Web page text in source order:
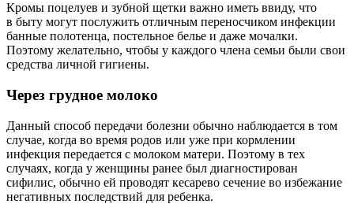
Кромы поцелуев и зубной щетки важно иметь ввиду, что
в быту могут послужить отличным переносчиком инфекции
банные полотенца, постельное белье и даже мочалки.
Поэтому желательно, чтобы у каждого члена семьи были свои
средства личной гигиены.
Через грудное молоко
Данный способ передачи болезни обычно наблюдается в том
случае, когда во время родов или уже при кормлении
инфекция передается с молоком матери. Поэтому в тех
случаях, когда у женщины ранее был диагностирован
сифилис, обычно ей проводят кесарево сечение во избежание
негативных последствий для ребенка.